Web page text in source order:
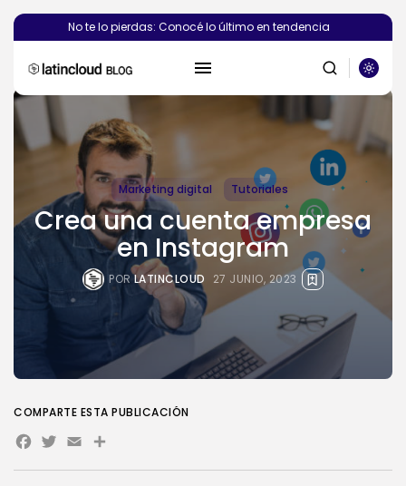
No te lo pierdas: Conocé lo último en tendencia
BUSCAR
PUBLICACIONES RECIENTES
Novedades
¿Deberías crear el sitio web de...
POR SEBASTIÁN PINEDA 6 AGOSTO, 2026
Novedades
afecta...
POR SEBASTIÁN PINEDA
Novedades
Marketing digital Tutoriales
Crea una cuenta empresa
en Instagram
POR LATINCLOUD 27 JUNIO, 2023
COMPARTE ESTA PUBLICACIÓN
Facebook
Twitter
EmailShare